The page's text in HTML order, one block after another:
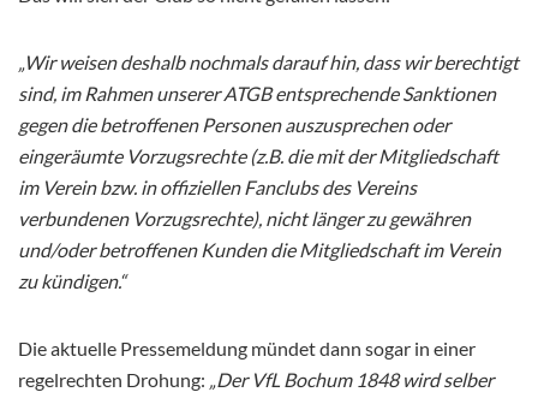
„Wir weisen deshalb nochmals darauf hin, dass wir berechtigt
sind, im Rahmen unserer ATGB entsprechende Sanktionen
gegen die betroffenen Personen auszusprechen oder
eingeräumte Vorzugsrechte (z.B. die mit der Mitgliedschaft
im Verein bzw. in offiziellen Fanclubs des Vereins
verbundenen Vorzugsrechte), nicht länger zu gewähren
und/oder betroffenen Kunden die Mitgliedschaft im Verein
zu kündigen.“
Die aktuelle Pressemeldung mündet dann sogar in einer
regelrechten Drohung: „Der VfL Bochum 1848 wird selber